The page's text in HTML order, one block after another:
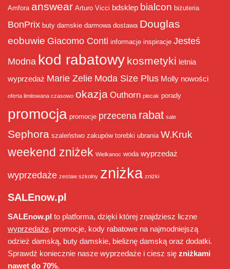
Amfora answear Arturo Vicci bdsklep bialcon biżuteria
BonPrix buty damskie darmowa dostawa Douglas
eobuwie Giacomo Conti informacje inspiracje Jesteś
Modna kod rabatowy kosmetyki letnia
wyprzedaż Marie Zelie Moda Size Plus Molly nowości
oferta limitowana czasowo okazja Outhorn plecak porady
promocja promocje przecena rabat sale
Sephora szaleństwo zakupów torebki ubrania W.Kruk
weekend zniżek Wielkanoc woda wyprzedaż
wyprzedaże zestaw szkolny zniżka zniżki
SALEnow.pl
SALEnow.pl to platforma, dzięki której znajdziesz liczne
wyprzedaże, promocje, kody rabatowe na najmodniejszą
odzież damską, buty damskie, bieliznę damską oraz dodatki.
Sprawdź koniecznie nasze wyprzedaże i ciesz się zniżkami
nawet do 70%.